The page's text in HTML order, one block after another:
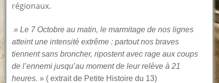
régionaux.
» Le 7 Octobre au matin, le marmitage de nos lignes
atteint une intensité extrême : partout nos braves
tiennent sans broncher, ripostent avec rage aux coups
de l’ennemi jusqu’au moment de leur relève à 21
heures. » ( extrait de Petite Histoire du 13)